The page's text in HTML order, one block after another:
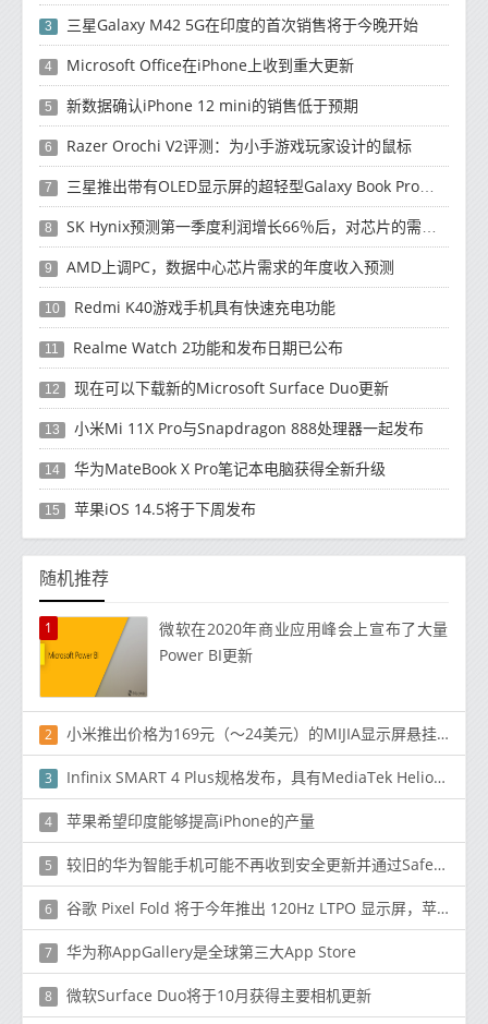
3 三星Galaxy M42 5G在印度的首次销售将于今晚开始
4 Microsoft Office在iPhone上收到重大更新
5 新数据确认iPhone 12 mini的销售低于预期
6 Razer Orochi V2评测：为小手游戏玩家设计的鼠标
7 三星推出带有OLED显示屏的超轻型Galaxy Book Pro和Galaxy Book Pro 360笔记本电脑
8 SK Hynix预测第一季度利润增长66％后，对芯片的需求将增强
9 AMD上调PC，数据中心芯片需求的年度收入预测
10 Redmi K40游戏手机具有快速充电功能
11 Realme Watch 2功能和发布日期已公布
12 现在可以下载新的Microsoft Surface Duo更新
13 小米Mi 11X Pro与Snapdragon 888处理器一起发布
14 华为MateBook X Pro笔记本电脑获得全新升级
15 苹果iOS 14.5将于下周发布
随机推荐
1
微软在2020年商业应用峰会上宣布了大量
Power BI更新
2 小米推出价格为169元（〜24美元）的MIJIA显示屏悬挂灯
3 Infinix SMART 4 Plus规格发布，具有MediaTek Helio P22、3GB RAM等更多功能
4 苹果希望印度能够提高iPhone的产量
5 较旧的华为智能手机可能不再收到安全更新并通过SafetyNet认证
6 谷歌 Pixel Fold 将于今年推出 120Hz LTPO 显示屏，苹果需要加大赌注
7 华为称AppGallery是全球第三大App Store
8 微软Surface Duo将于10月获得主要相机更新